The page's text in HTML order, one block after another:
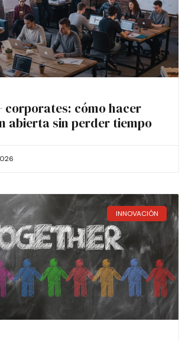
corporates: cómo hacer
abierta sin perder tiempo
INNOVACIÓN